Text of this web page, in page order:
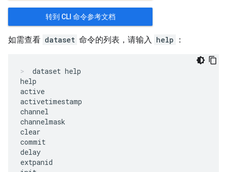
转到 CLI 命令参考文档
如需查看 dataset 命令的列表，请输入 help ：
dataset help
help
active
activetimestamp
channel
channelmask
clear
commit
delay
extpanid